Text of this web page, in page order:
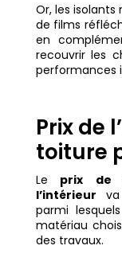
Or, les
de films
en
recouvrir les
performances
Prix de
toiture
Le prix de
l’intérieur
parmi
matériau
des travaux.